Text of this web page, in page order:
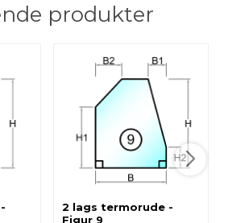
produkter
2 lags termorude -
Figur 9